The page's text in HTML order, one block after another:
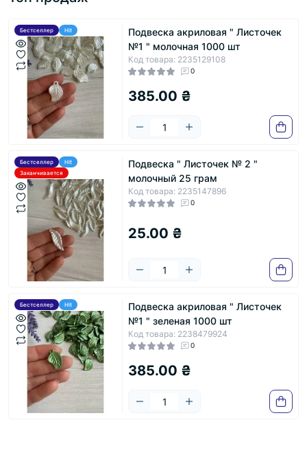
Бестселлер Hit
Подвеска акриловая " Листочек
№1 " молочная 1000 шт
Код товара: 2235129108
0
385.00 ₴
Бестселлер
Hit
Заканчивается
Подвеска " Листочек № 2 "
молочный 25 грам
Код товара: 2235147896
0
25.00 ₴
Бестселлер Hit
Подвеска акриловая " Листочек
№1 " зеленая 1000 шт
Код товара: 2238479924
0
385.00 ₴